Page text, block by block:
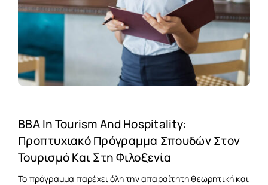
BBA In Tourism And Hospitality:
Προπτυχιακό Πρόγραμμα Σπουδών Στον
Τουρισμό Και Στη Φιλοξενία
Το πρόγραμμα παρέχει όλη την απαραίτητη θεωρητική και